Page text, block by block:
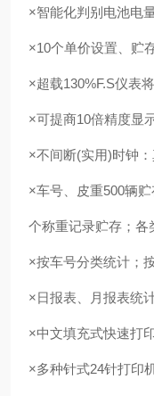
×智能化判别电池电
×10个单价设置、贮
×超载130%F.S仪表
×可提商10倍精度显
×不间断(实用)时钟
×车号、皮重500辆
个称重记录贮存；各
×按车号分类统计；
×日报表、月报表统
×中文填充式快速打
×多种针式24针打印